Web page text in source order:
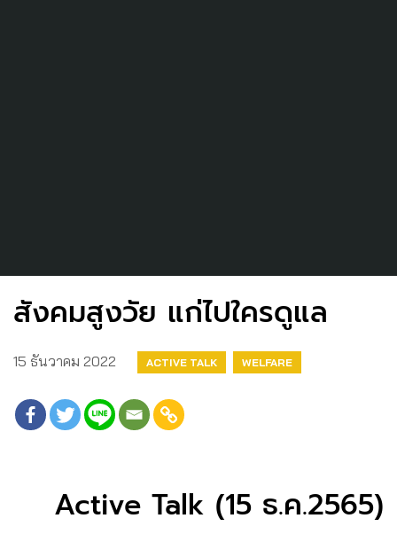
สังคมสูงวัย แก่ไปใครดูแล
15 ธันวาคม 2022 ACTIVE TALK WELFARE
Active Talk (15 ธ.ค.2565)